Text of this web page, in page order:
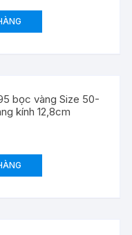
bọc vàng Size 50-
kính 12,8cm